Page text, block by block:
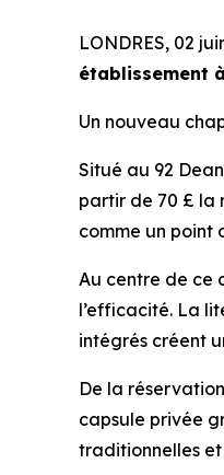
LONDRES, 02
établissement
Un nouveau
Situé au 92
partir de 70 £ la
comme un
Au centre de ce
l’efficacité. La
intégrés créent
De la
capsule privée
traditionnelles